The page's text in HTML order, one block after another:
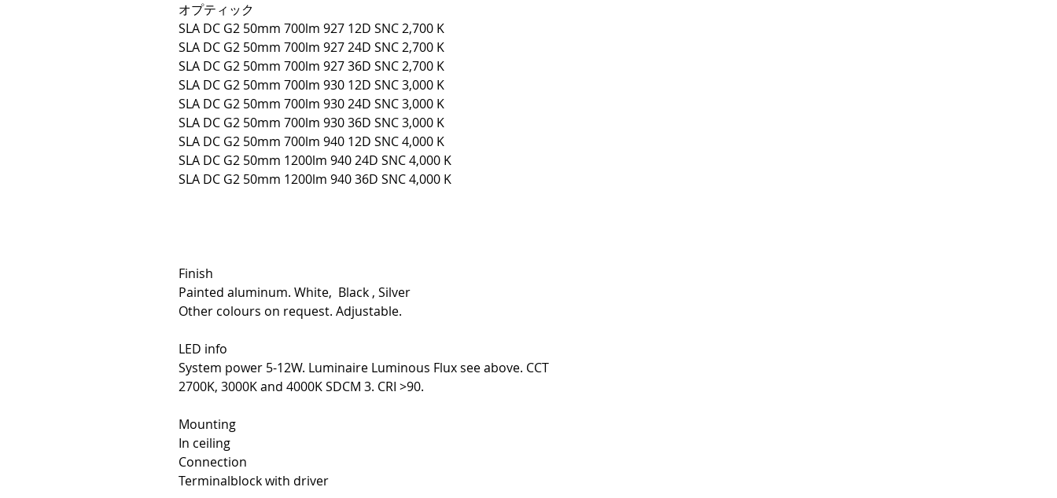
オプティック
SLA DC G2 50mm 700lm 927 12D SNC 2,700 K
SLA DC G2 50mm 700lm 927 24D SNC 2,700 K
SLA DC G2 50mm 700lm 927 36D SNC 2,700 K
SLA DC G2 50mm 700lm 930 12D SNC 3,000 K
SLA DC G2 50mm 700lm 930 24D SNC 3,000 K
SLA DC G2 50mm 700lm 930 36D SNC 3,000 K
SLA DC G2 50mm 700lm 940 12D SNC 4,000 K
SLA DC G2 50mm 1200lm 940 24D SNC 4,000 K
SLA DC G2 50mm 1200lm 940 36D SNC 4,000 K
Finish
Painted aluminum. White, Black , Silver
Other colours on request. Adjustable.
LED info
System power 5-12W. Luminaire Luminous Flux see above. CCT
2700K, 3000K and 4000K SDCM 3. CRI >90.
Mounting
In ceiling
Connection
Terminalblock with driver